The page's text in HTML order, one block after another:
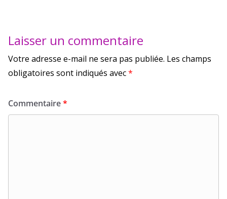
Laisser un commentaire
Votre adresse e-mail ne sera pas publiée. Les champs
obligatoires sont indiqués avec*
Commentaire*